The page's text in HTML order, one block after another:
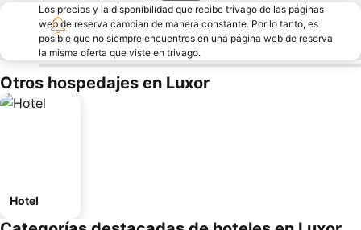
Los precios y la disponibilidad que recibe trivago de las páginas
web de reserva cambian de manera constante. Por lo tanto, es
posible que no siempre encuentres en una página web de reserva
la misma oferta que viste en trivago.
Otros hospedajes en Luxor
Hotel